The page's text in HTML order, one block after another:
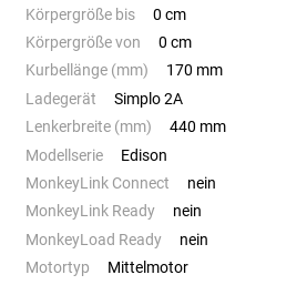
Körpergröße bis
0 cm
Körpergröße von
0 cm
Kurbellänge (mm)
170 mm
Ladegerät
Simplo 2A
Lenkerbreite (mm)
440 mm
Modellserie
Edison
MonkeyLink Connect
nein
MonkeyLink Ready
nein
MonkeyLoad Ready
nein
Motortyp
Mittelmotor